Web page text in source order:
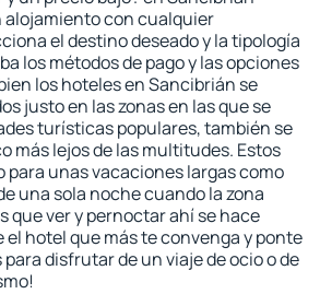
alojamiento con cualquier
el destino deseado y la tipología
los métodos de pago y las opciones
los hoteles en Sancibrián se
justo en las zonas en las que se
turísticas populares, también se
más lejos de las multitudes. Estos
unas vacaciones largas como
una sola noche cuando la zona
que ver y pernoctar ahí se hace
el hotel que más te convenga y ponte
disfrutar de un viaje de ocio o de